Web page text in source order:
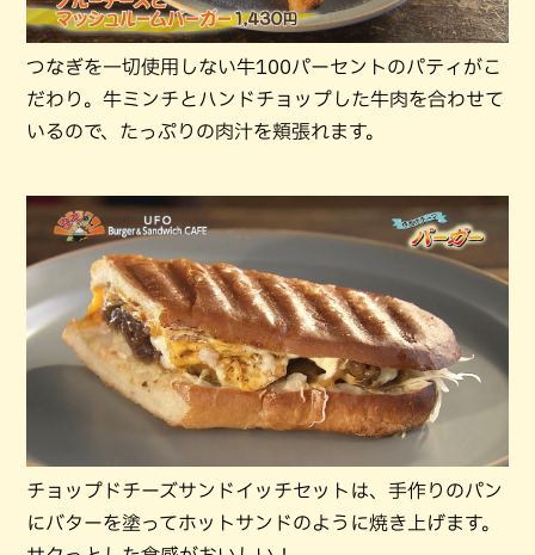
つなぎを一切使用しない牛100パーセントのパティがこ
だわり。牛ミンチとハンドチョップした牛肉を合わせて
いるので、たっぷりの肉汁を頬張れます。
チョップドチーズサンドイッチセットは、手作りのパン
にバターを塗ってホットサンドのように焼き上げます。